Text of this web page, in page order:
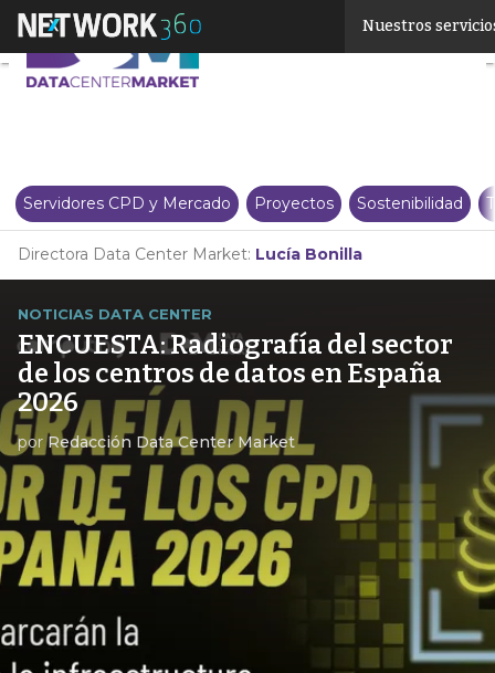
Nuestros
Servidores CPD y Mercado Proyectos Sostenibilidad
Directora Data Center Market: Lucía Bonilla
NOTICIAS DATA CENTER
ENCUESTA: Radiografía del sector
de los centros de datos en España
2026
porRedacción Data Center Market